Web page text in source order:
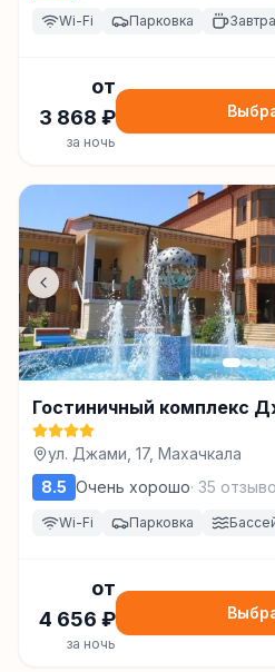
Wi-Fi Парковка
от
3 868 ₽
за ночь
Гостиничный комплекс
ул. Джами, 17, Махачкала
8.5 Очень хорошо· 35
Wi-Fi Парковка
от
4 656 ₽
за ночь